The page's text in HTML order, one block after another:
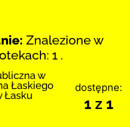
Znalezione w
1 .
w
Łaskiego
Łasku
dostępne:
1 z 1